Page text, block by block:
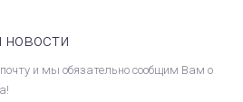
и мы обязательно сообщим Вам о